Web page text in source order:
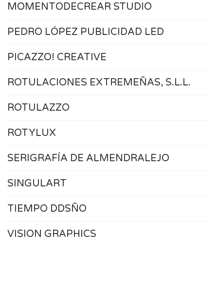
MOMENTODECREAR STUDIO
PEDRO LÓPEZ PUBLICIDAD LED
PICAZZO! CREATIVE
ROTULACIONES EXTREMEÑAS, S.L.L.
ROTULAZZO
ROTYLUX
SERIGRAFÍA DE ALMENDRALEJO
SINGULART
TIEMPO DDSÑO
VISION GRAPHICS